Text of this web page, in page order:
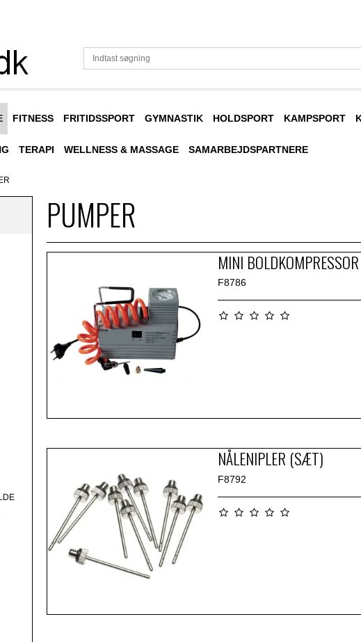
FITNESS FRITIDSSPORT GYMNASTIK HOLDSPORT KAMPSPORT
TERAPI WELLNESS & MASSAGE SAMARBEJDSPARTNERE
PUMPER
MINI BOLDKOMPRESSOR
F8786
NÅLENIPLER (SÆT)
F8792